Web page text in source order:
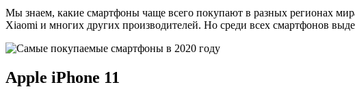
Мы знаем, какие смартфоны чаще всего покупают в разных регионах
Xiaomi и многих других производителей. Но среди всех смартфонов
Apple iPhone 11